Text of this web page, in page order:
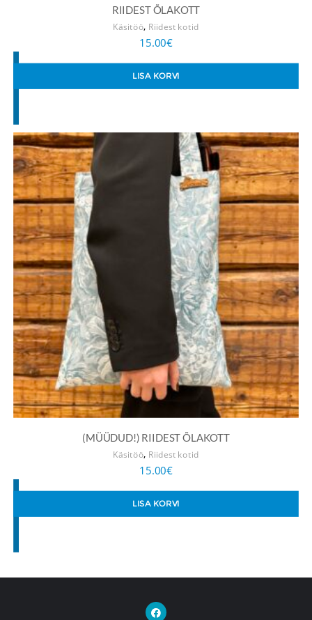
RIIDEST ÕLAKOTT
Käsitöö, Riidest kotid
15.00€
LISA KORVI
(MÜÜDUD!) RIIDEST ÕLAKOTT
Käsitöö, Riidest kotid
15.00€
LISA KORVI